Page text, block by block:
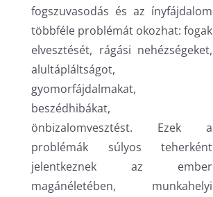
fogszuvasodás és az ínyfájdalom
többféle problémát okozhat: fogak
elvesztését, rágási nehézségeket,
alultápláltságot,
gyomorfájdalmakat,
beszédhibákat,
önbizalomvesztést. Ezek a
problémák súlyos teherként
jelentkeznek az ember
magánéletében, munkahelyi